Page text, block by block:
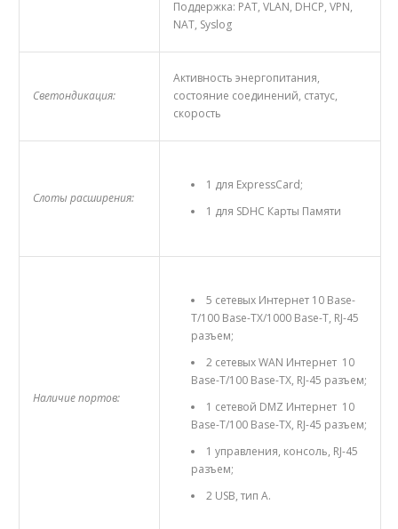
Поддержка: PAT, VLAN, DHCP, VPN,
NAT, Syslog
Светондикация:
Активность энергопитания,
состояние соединений, статус,
скорость
Слоты расширения:
1 для ExpressCard;
1 для SDHC Карты Памяти
Наличие портов:
5 сетевых Интернет 10 Base-
T/100 Base-TX/1000 Base-T, RJ-45
разъем;
2 сетевых WAN Интернет 10
Base-T/100 Base-TX, RJ-45 разъем;
1 сетевой DMZ Интернет 10
Base-T/100 Base-TX, RJ-45 разъем;
1 управления, консоль, RJ-45
разъем;
2 USB, тип A.